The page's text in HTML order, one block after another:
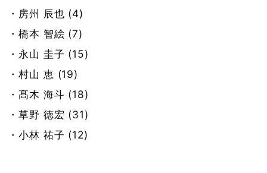
・房州 辰也 (4)
・橋本 智絵 (7)
・永山 圭子 (15)
・村山 恵 (19)
・髙木 海斗 (18)
・草野 徳宏 (31)
・小林 祐子 (12)